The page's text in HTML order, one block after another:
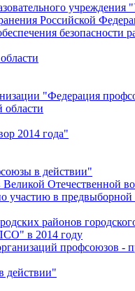
Российской
безопасности
"Федерация
2014 года"
в действии"
Отечественной
участию в
районов
в 2014 году
профсоюзов
действии"